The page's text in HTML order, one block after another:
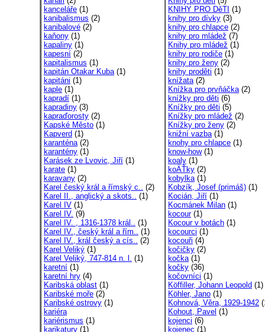
kanceláře (1)
kanibalismus (2)
kanibalové (2)
kaňony (1)
kapaliny (1)
kapesní (2)
kapitalismus (1)
kapitán Otakar Kuba(1)
kapitáni (1)
kaple (1)
kapradí (1)
kapradiny (3)
kapraďorosty (2)
Kapské Město (1)
Kapverd (1)
karanténa(2)
karantény (1)
Karásek ze Lvovic, Jiří (1)
karate (1)
karavany (2)
Karel český král a římský c.. (2)
Karel II., anglický a skots.. (1)
Karel IV (1)
Karel IV. (9)
Karel IV. , 1316-1378 král.. (1)
Karel IV., český král a řím.. (1)
Karel IV., král český a cís.. (2)
Karel Veliký (1)
Karel Veliký, 747-814 n. l. (1)
karetní (1)
karetní hry (4)
Karibská oblast (1)
Karibské moře (2)
Karibské ostrovy (1)
kariéra
kariérismus (1)
karikatury (1)
KNIHY PRO DěTI (1)
knihy pro dívky (3)
knihy pro chlapce (2)
knihy pro mládež (7)
Knihy pro mládež (1)
knihy pro rodiče (1)
knihy pro ženy (2)
knihy proděti (1)
knížata(2)
Knížka pro prvňáčka(2)
knížky pro děti (6)
Knížky pro děti (5)
Knížky pro mládež (2)
Knížky pro ženy (2)
knižní vazba(1)
knohy pro chlapce (1)
know-how(1)
koaly (1)
koÄŤky (2)
kobylka(1)
Kobzík, Josef (primáš) (1)
Kocián, Jiří (1)
Kocmánek Milan (1)
kocour(1)
Kocour v botách (1)
kocourci (1)
kocouři (4)
kočičky (2)
kočka(1)
kočky (36)
kočovníci (1)
Köffiller, Johann Leopold (1)
Köhler, Jano (1)
Kohnová, Věra, 1929-1942
Kohout, Pavel (1)
kojenci (6)
kojenec (1)